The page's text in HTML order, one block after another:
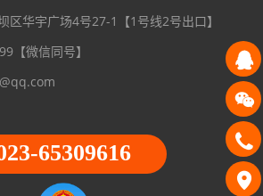
区华宇广场4号27-1【1号线2号出口】
【微信同号】
65309616